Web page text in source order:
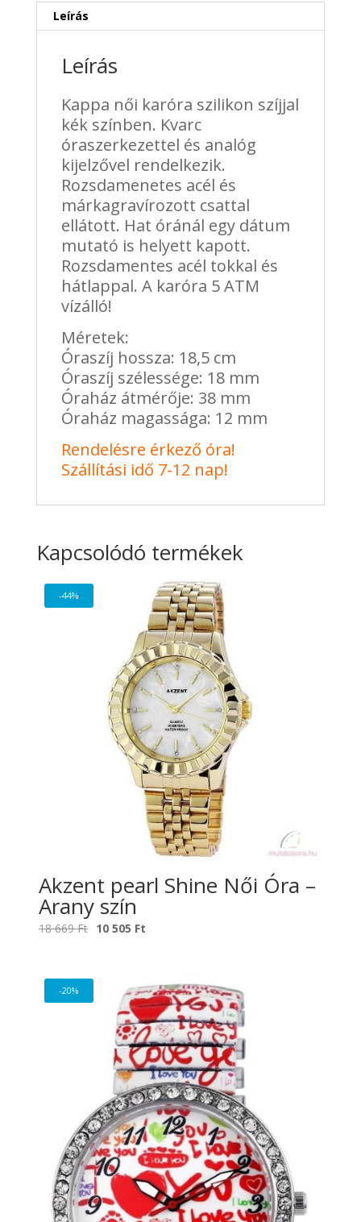
Leírás
Leírás
Kappa női karóra szilikon szíjjal
kék színben. Kvarc
óraszerkezettel és analóg
kijelzővel rendelkezik.
Rozsdamenetes acél és
márkagravírozott csattal
ellátott. Hat óránál egy dátum
mutató is helyett kapott.
Rozsdamentes acél tokkal és
hátlappal. A karóra 5 ATM
vízálló!
Méretek:
Óraszíj hossza: 18,5 cm
Óraszíj szélessége: 18 mm
Óraház átmérője: 38 mm
Óraház magassága: 12 mm
Rendelésre érkező óra!
Szállítási idő 7-12 nap!
Kapcsolódó termékek
-44%
Akzent pearl Shine Női Óra –
Arany szín
18 669Ft Original
18
669 Ft.
10 505 Ft
10
505 Ft.
-20%